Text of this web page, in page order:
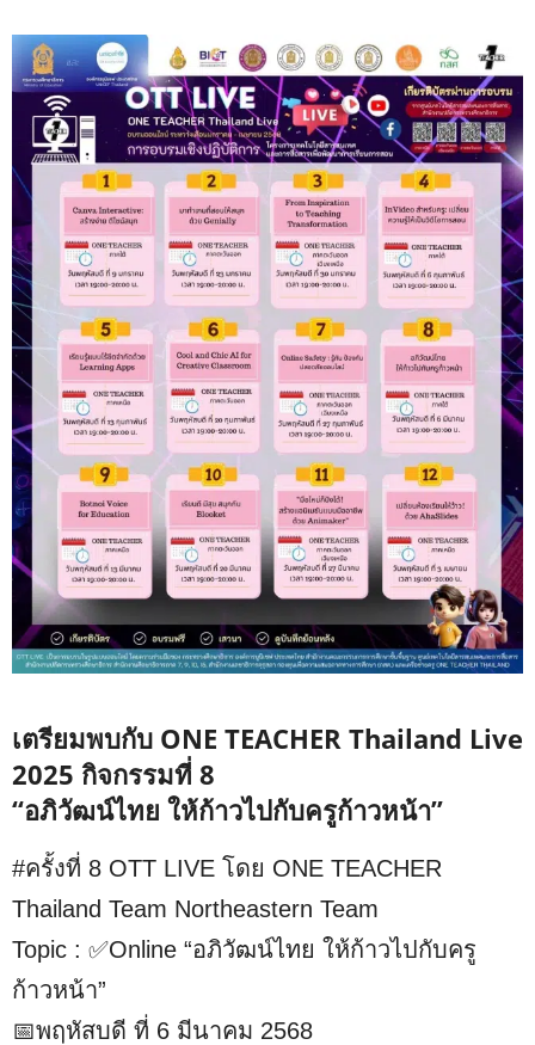
เตรียมพบกับ ONE TEACHER Thailand Live
2025 กิจกรรมที่ 8
“อภิวัฒน์ไทย ให้ก้าวไปกับครูก้าวหน้า”
#ครั้งที่ 8 OTT LIVE โดย ONE TEACHER
Thailand Team Northeastern Team
Topic : ✅Online “อภิวัฒน์ไทย ให้ก้าวไปกับครู
ก้าวหน้า”
📅พฤหัสบดี ที่ 6 มีนาคม 2568